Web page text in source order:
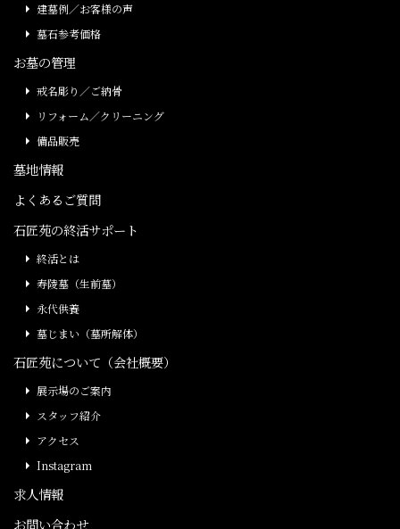
建墓例／お客様の声
墓石参考価格
お墓の管理
戒名彫り／ご納骨
リフォーム／クリーニング
備品販売
墓地情報
よくあるご質問
石匠苑の終活サポート
終活とは
寿陵墓（生前墓）
永代供養
墓じまい（墓所解体）
石匠苑について（会社概要）
展示場のご案内
スタッフ紹介
アクセス
Instagram
求人情報
お問い合わせ